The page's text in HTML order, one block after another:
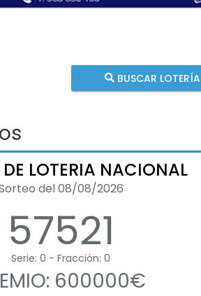
BUSCAR LOTERÍA
DE LOTERIA NACIONAL
del 08/08/2026
57521
Serie: 0 - Fracción: 0
600000€